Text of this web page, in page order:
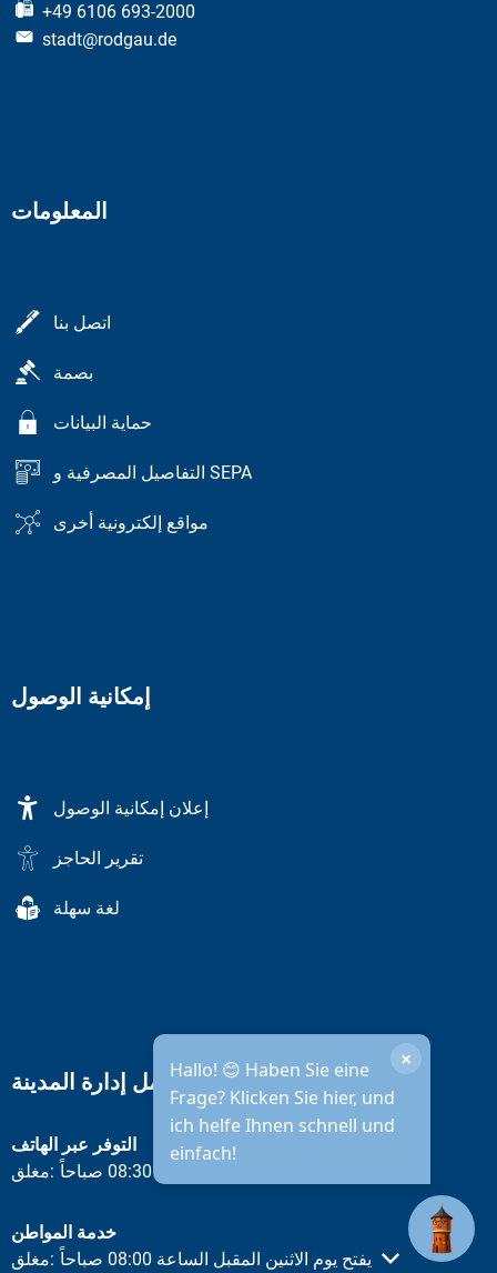
+49 6106 693-2000
stadt@rodgau.de
المعلومات
اتصل بنا
بصمة
حماية البيانات
التفاصيل المصرفية و SEPA
مواقع إلكترونية أخرى
إمكانية الوصول
إعلان إمكانية الوصول
تقرير الحاجز
لغة سهلة
Hallo! 😊 Haben Sie eine
Frage? Klicken Sie hier, und
ich helfe Ihnen schnell und
einfach!
×
ساعات عمل إدارة المدينة
التوفر عبر الهاتف
انقر لإخفاء أوقات الفتح أو الإغلاق الأخرى
مغلق: يفتح يوم الاثنين المقبل الساعة 08:30 صباحاً
خدمة المواطن
انقر لإخفاء أوقات الفتح أو الإغلاق الأخرى
مغلق: يفتح يوم الاثنين المقبل الساعة 08:00 صباحاً